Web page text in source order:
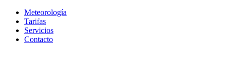
Meteorología
Tarifas
Servicios
Contacto